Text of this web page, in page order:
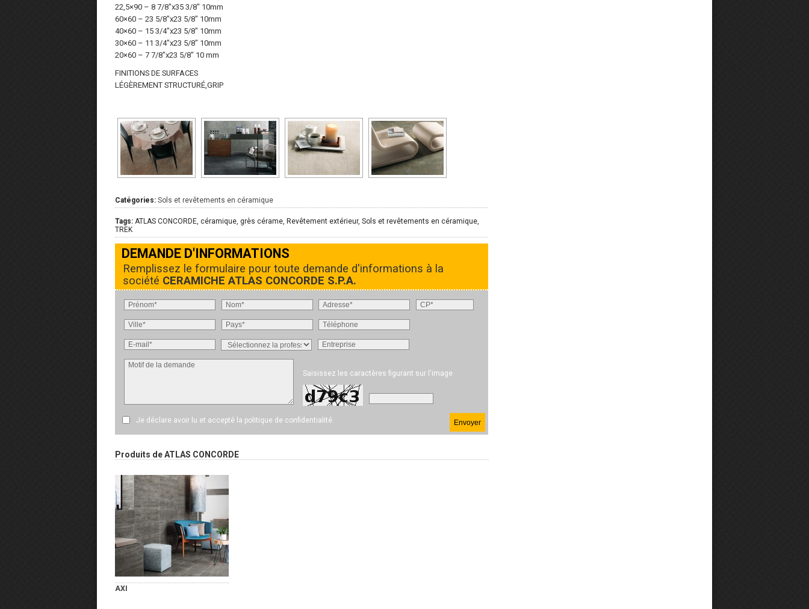
22,5×90 – 8 7/8″x35 3/8″ 10mm
60×60 – 23 5/8″x23 5/8″ 10mm
40×60 – 15 3/4″x23 5/8″ 10mm
30×60 – 11 3/4″x23 5/8″ 10mm
20×60 – 7 7/8″x23 5/8″ 10 mm
FINITIONS DE SURFACES
LÉGÈREMENT STRUCTURÉ,GRIP
Catégories: Sols et revêtements en céramique
Tags: ATLAS CONCORDE, céramique, grès cérame, Revêtement extérieur, Sols et revêtements en céramique,
TREK
DEMANDE D'INFORMATIONS
Remplissez le formulaire pour toute demande d'informations à la
société CERAMICHE ATLAS CONCORDE S.P.A.
Saisissez les caractères figurant sur l'image
Je déclare avoir lu et accepté la politique de confidentialité
Produits de ATLAS CONCORDE
AXI